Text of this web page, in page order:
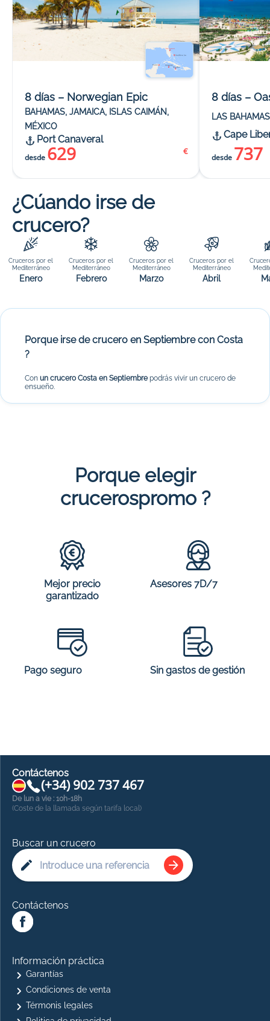
8 días – Norwegian Epic
BAHAMAS, JAMAICA, ISLAS CAIMÁN,
MÉXICO
Port Canaveral
desde 629 €
8 días –
LAS BAHAMAS
Cape
desde 737
¿Cúando irse de
crucero?
Cruceros por el
Mediterráneo
Enero
Cruceros por el
Mediterráneo
Febrero
Cruceros por el
Mediterráneo
Marzo
Cruceros por el
Mediterráneo
Abril
Porque irse de crucero en Septiembre con Costa
?
Con un crucero Costa en Septiembrepodrás vivir un crucero de
ensueño.
Porque elegir
crucerospromo ?
Mejor precio
garantizado
Asesores 7D/7
Pago seguro Sin gastos de gestión
Contáctenos
(+34) 902 737 467
De lun a vie : 10h-18h
(Coste de la llamada según tarifa local)
Buscar un crucero
Contáctenos
Información práctica
Garantías
Condiciones de venta
Térmonis legales